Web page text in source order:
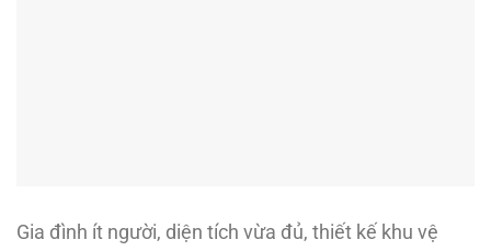
Gia đình ít người, diện tích vừa đủ, thiết kế khu vệ